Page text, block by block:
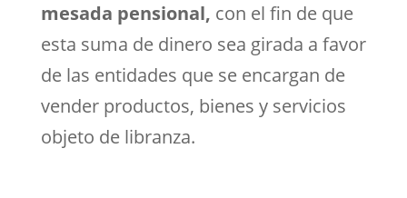
mesada pensional, con el fin de que
esta suma de dinero sea girada a favor
de las entidades que se encargan de
vender productos, bienes y servicios
objeto de libranza.